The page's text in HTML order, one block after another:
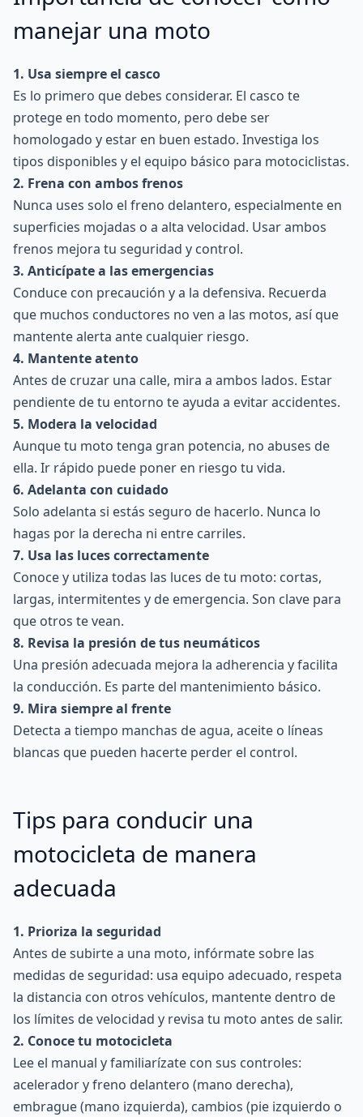
manejar una moto
1. Usa siempre el casco
Es lo primero que debes considerar. El casco te
protege en todo momento, pero debe ser
homologado y estar en buen estado. Investiga los
tipos disponibles y el equipo básico para motociclistas.
2. Frena con ambos frenos
Nunca uses solo el freno delantero, especialmente en
superficies mojadas o a alta velocidad. Usar ambos
frenos mejora tu seguridad y control.
3. Anticípate a las emergencias
Conduce con precaución y a la defensiva. Recuerda
que muchos conductores no ven a las motos, así que
mantente alerta ante cualquier riesgo.
4. Mantente atento
Antes de cruzar una calle, mira a ambos lados. Estar
pendiente de tu entorno te ayuda a evitar accidentes.
5. Modera la velocidad
Aunque tu moto tenga gran potencia, no abuses de
ella. Ir rápido puede poner en riesgo tu vida.
6. Adelanta con cuidado
Solo adelanta si estás seguro de hacerlo. Nunca lo
hagas por la derecha ni entre carriles.
7. Usa las luces correctamente
Conoce y utiliza todas las luces de tu moto: cortas,
largas, intermitentes y de emergencia. Son clave para
que otros te vean.
8. Revisa la presión de tus neumáticos
Una presión adecuada mejora la adherencia y facilita
la conducción. Es parte del mantenimiento básico.
9. Mira siempre al frente
Detecta a tiempo manchas de agua, aceite o líneas
blancas que pueden hacerte perder el control.
Tips para conducir una
motocicleta de manera
adecuada
1. Prioriza la seguridad
Antes de subirte a una moto, infórmate sobre las
medidas de seguridad: usa equipo adecuado, respeta
la distancia con otros vehículos, mantente dentro de
los límites de velocidad y revisa tu moto antes de salir.
2. Conoce tu motocicleta
Lee el manual y familiarízate con sus controles:
acelerador y freno delantero (mano derecha),
embrague (mano izquierda), cambios (pie izquierdo o